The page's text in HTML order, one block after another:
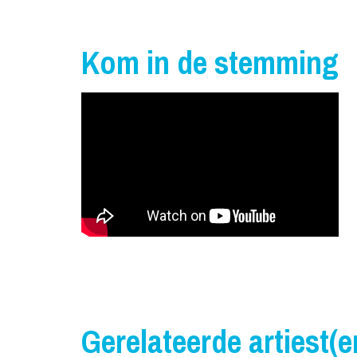
Kom in de stemming
Gerelateerde